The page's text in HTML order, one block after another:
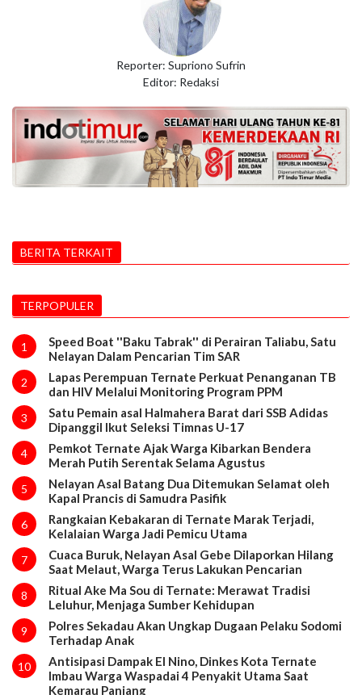
Reporter: Supriono Sufrin
Editor: Redaksi
BERITA TERKAIT
TERPOPULER
1
Speed Boat ''Baku Tabrak'' di Perairan Taliabu, Satu
Nelayan Dalam Pencarian Tim SAR
2
Lapas Perempuan Ternate Perkuat Penanganan TB
dan HIV Melalui Monitoring Program PPM
3
Satu Pemain asal Halmahera Barat dari SSB Adidas
Dipanggil Ikut Seleksi Timnas U-17
4
Pemkot Ternate Ajak Warga Kibarkan Bendera
Merah Putih Serentak Selama Agustus
5
Nelayan Asal Batang Dua Ditemukan Selamat oleh
Kapal Prancis di Samudra Pasifik
6
Rangkaian Kebakaran di Ternate Marak Terjadi,
Kelalaian Warga Jadi Pemicu Utama
7
Cuaca Buruk, Nelayan Asal Gebe Dilaporkan Hilang
Saat Melaut, Warga Terus Lakukan Pencarian
8
Ritual Ake Ma Sou di Ternate: Merawat Tradisi
Leluhur, Menjaga Sumber Kehidupan
9
Polres Sekadau Akan Ungkap Dugaan Pelaku Sodomi
Terhadap Anak
10
Antisipasi Dampak El Nino, Dinkes Kota Ternate
Imbau Warga Waspadai 4 Penyakit Utama Saat
Kemarau Panjang